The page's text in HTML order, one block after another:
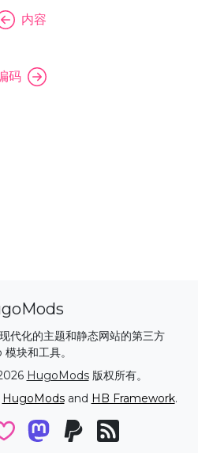
内容
码
代化的主题和静态网站的第三方
块和工具。
HugoMods版权所有。
HugoModsand HB Framework.